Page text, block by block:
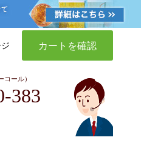
カートを確認
ール）
383